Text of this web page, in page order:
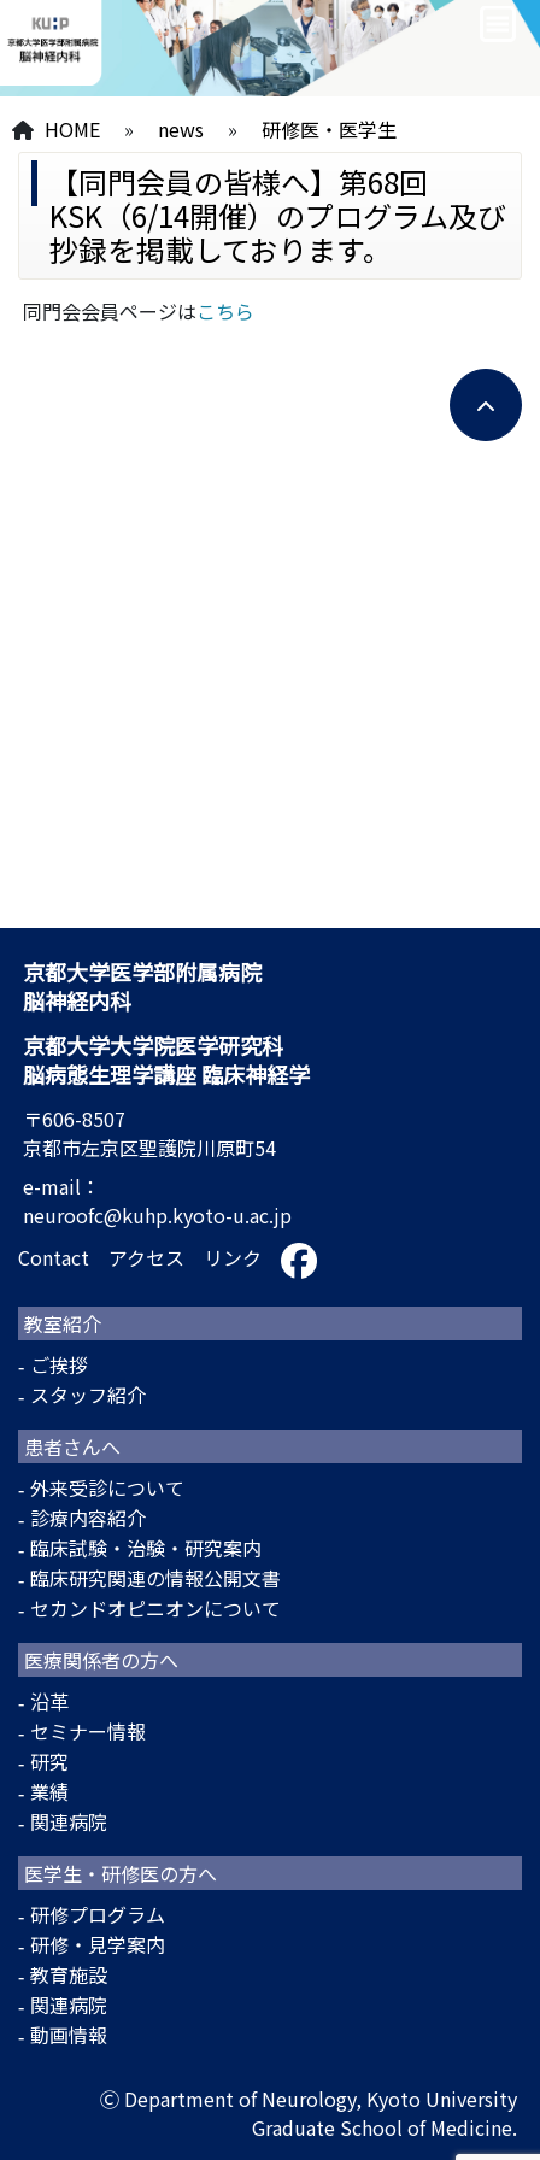
HOME » news » 研修医・医学生
【同門会員の皆様へ】第68回
KSK（6/14開催）のプログラム及び
抄録を掲載しております。
同門会会員ページはこちら
京都大学医学部附属病院
脳神経内科
京都大学大学院医学研究科
脳病態生理学講座 臨床神経学
〒606-8507
京都市左京区聖護院川原町54
e-mail：
neuroofc@kuhp.kyoto-u.ac.jp
Contact
アクセス リンク
教室紹介
ご挨拶
スタッフ紹介
患者さんへ
外来受診について
診療内容紹介
臨床試験・治験・研究案内
臨床研究関連の情報公開文書
セカンドオピニオンについて
医療関係者の方へ
沿革
セミナー情報
研究
業績
関連病院
医学生・研修医の方へ
研修プログラム
研修・見学案内
教育施設
関連病院
動画情報
Ⓒ Department of Neurology, Kyoto University
Graduate School of Medicine.